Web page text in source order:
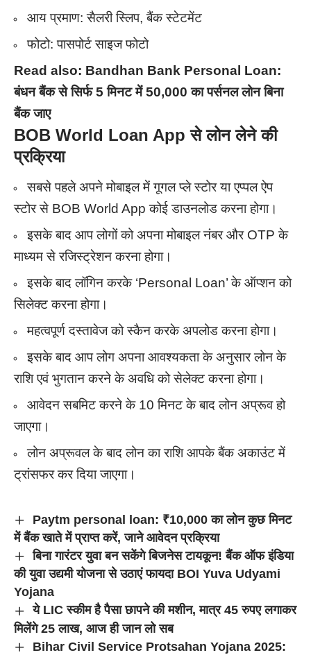
आय प्रमाण: सैलरी स्लिप, बैंक स्टेटमेंट
फोटो: पासपोर्ट साइज फोटो
Read also: Bandhan Bank Personal Loan:
बंधन बैंक से सिर्फ 5 मिनट में 50,000 का पर्सनल लोन बिना
बैंक जाए
BOB World Loan App से लोन लेने की
प्रक्रिया
सबसे पहले अपने मोबाइल में गूगल प्ले स्टोर या एप्पल ऐप
स्टोर से BOB World App कोई डाउनलोड करना होगा।
इसके बाद आप लोगों को अपना मोबाइल नंबर और OTP के
माध्यम से रजिस्ट्रेशन करना होगा।
इसके बाद लॉगिन करके ‘Personal Loan’ के ऑप्शन को
सिलेक्ट करना होगा।
महत्वपूर्ण दस्तावेज को स्कैन करके अपलोड करना होगा।
इसके बाद आप लोग अपना आवश्यकता के अनुसार लोन के
राशि एवं भुगतान करने के अवधि को सेलेक्ट करना होगा।
आवेदन सबमिट करने के 10 मिनट के बाद लोन अप्रूव हो
जाएगा।
लोन अप्रूवल के बाद लोन का राशि आपके बैंक अकाउंट में
ट्रांसफर कर दिया जाएगा।
Paytm personal loan: ₹10,000 का लोन कुछ मिनट
में बैंक खाते में प्राप्त करें, जाने आवेदन प्रक्रिया
बिना गारंटर युवा बन सकेंगे बिजनेस टायकून! बैंक ऑफ इंडिया
की युवा उद्यमी योजना से उठाएं फायदा BOI Yuva Udyami
Yojana
ये LIC स्कीम है पैसा छापने की मशीन, मात्र 45 रुपए लगाकर
मिलेंगे 25 लाख, आज ही जान लो सब
Bihar Civil Service Protsahan Yojana 2025: